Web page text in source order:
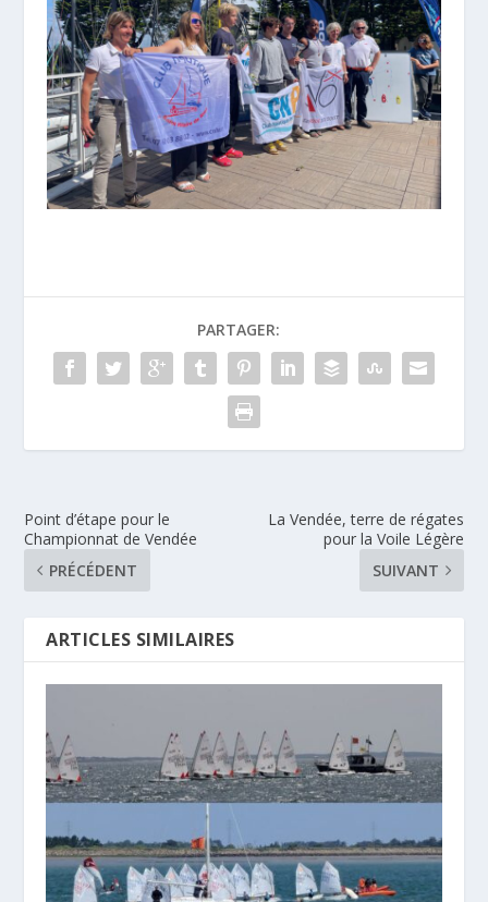
PARTAGER:
Point d’étape pour le
Championnat de Vendée
PRÉCÉDENT
La Vendée, terre de régates
pour la Voile Légère
SUIVANT
ARTICLES SIMILAIRES